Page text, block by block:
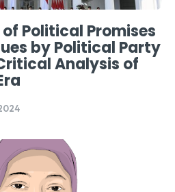
Political Promises
by Political Party
Analysis of